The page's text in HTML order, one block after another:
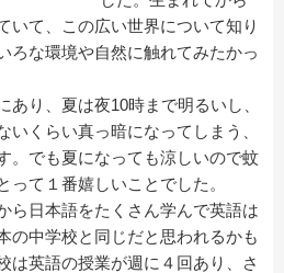
いて、この広い世界について知り
ろな環境や自然に触れてみたかっ
あり、夏は夜10時まで明るいし、
いくらい真っ暗になってしまう、
。でも夏になっても涼しいので蚊
って１番嬉しいことでした。
ら日本語をたくさん学んで英語は
の中学校と同じだと思われるかも
は英語の授業が週に４回あり、さ